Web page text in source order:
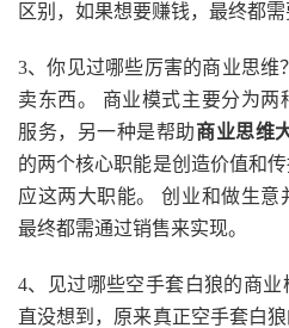
区别，如果想要赚钱，最终都需
3、你见过哪些厉害的商业思维
卖东西。 商业模式主要分为
服务，另一种是帮助商业思维
的两个核心职能是创造价值和
应这两大职能。 创业和做生意
最终都需通过销售来实现。
4、见过哪些空手套白狼的商业
直没想到，原来真正空手套白